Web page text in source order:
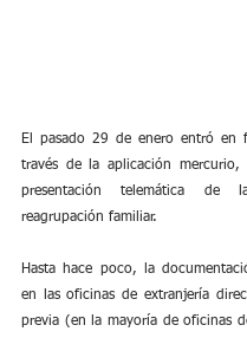
El pasado 29 de enero entró en
través de la aplicación mercurio,
presentación telemática de
reagrupación familiar.
Hasta hace poco, la
en las oficinas de extranjería
previa (en la mayoría de oficinas